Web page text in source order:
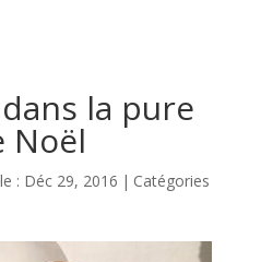
la pure
Noël
: Déc 29, 2016 | Catégories